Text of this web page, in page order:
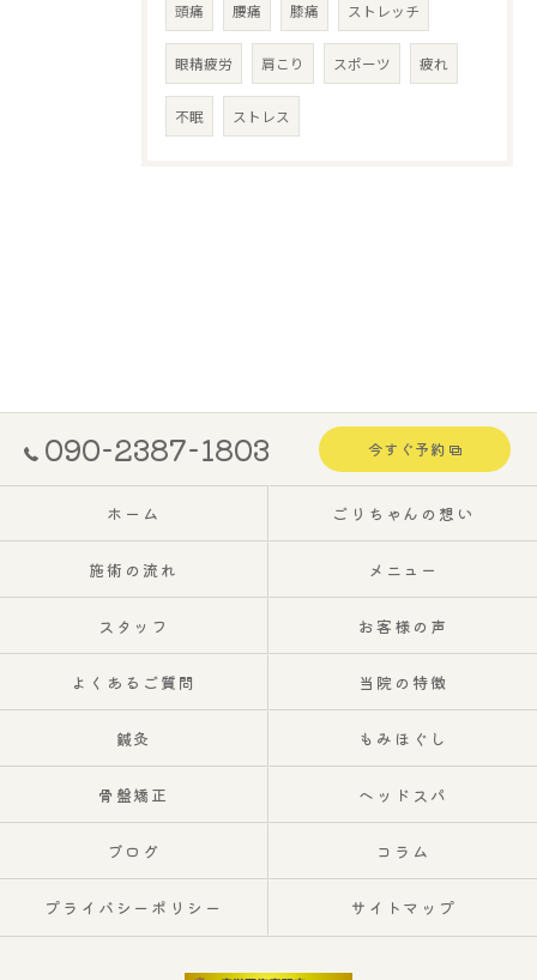
頭痛 腰痛 膝痛 ストレッチ
眼精疲労 肩こり スポーツ 疲れ
不眠 ストレス
090-2387-1803 今すぐ予約
ホーム ごりちゃんの想い
施術の流れ メニュー
スタッフ お客様の声
よくあるご質問 当院の特徴
鍼灸 もみほぐし
骨盤矯正 ヘッドスパ
ブログ コラム
プライバシーポリシー サイトマップ